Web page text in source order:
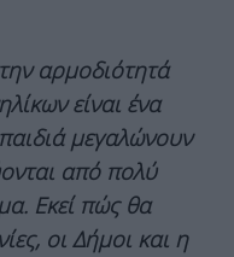
αρμοδιότητά
είναι ένα
μεγαλώνουν
από πολύ
Εκεί πώς θα
οι Δήμοι και η